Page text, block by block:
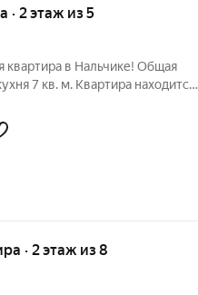
· 2 этаж из 5
квартира в Нальчике! Общая
поэтому соседи
· 2 этаж из 8